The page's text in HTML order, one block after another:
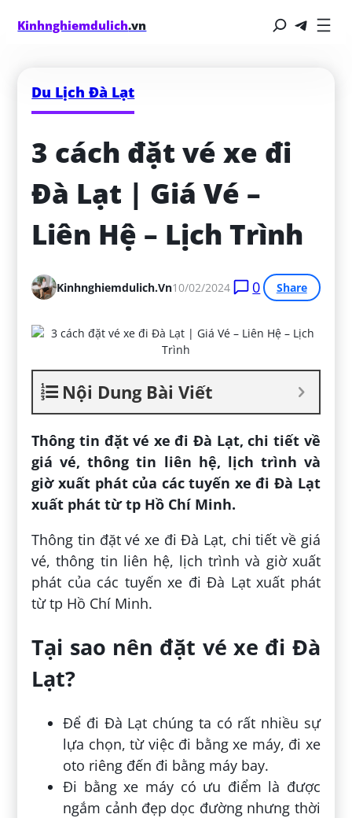
Kinhnghiemdulich.vn
Du Lịch Đà Lạt
3 cách đặt vé xe đi
Đà Lạt | Giá Vé –
Liên Hệ – Lịch Trình
Kinhnghiemdulich.vn10/02/2024 0 Share
Nội Dung Bài Viết
Thông tin đặt vé xe đi Đà Lạt, chi tiết về
giá vé, thông tin liên hệ, lịch trình và
giờ xuất phát của các tuyến xe đi Đà Lạt
xuất phát từ tp Hồ Chí Minh.
Thông tin đặt vé xe đi Đà Lạt, chi tiết về giá
vé, thông tin liên hệ, lịch trình và giờ xuất
phát của các tuyến xe đi Đà Lạt xuất phát
từ tp Hồ Chí Minh.
Tại sao nên đặt vé xe đi Đà
Lạt?
Để đi Đà Lạt chúng ta có rất nhiều sự
lựa chọn, từ việc đi bằng xe máy, đi xe
oto riêng đến đi bằng máy bay.
Đi bằng xe máy có ưu điểm là được
ngắm cảnh đẹp dọc đường nhưng thời